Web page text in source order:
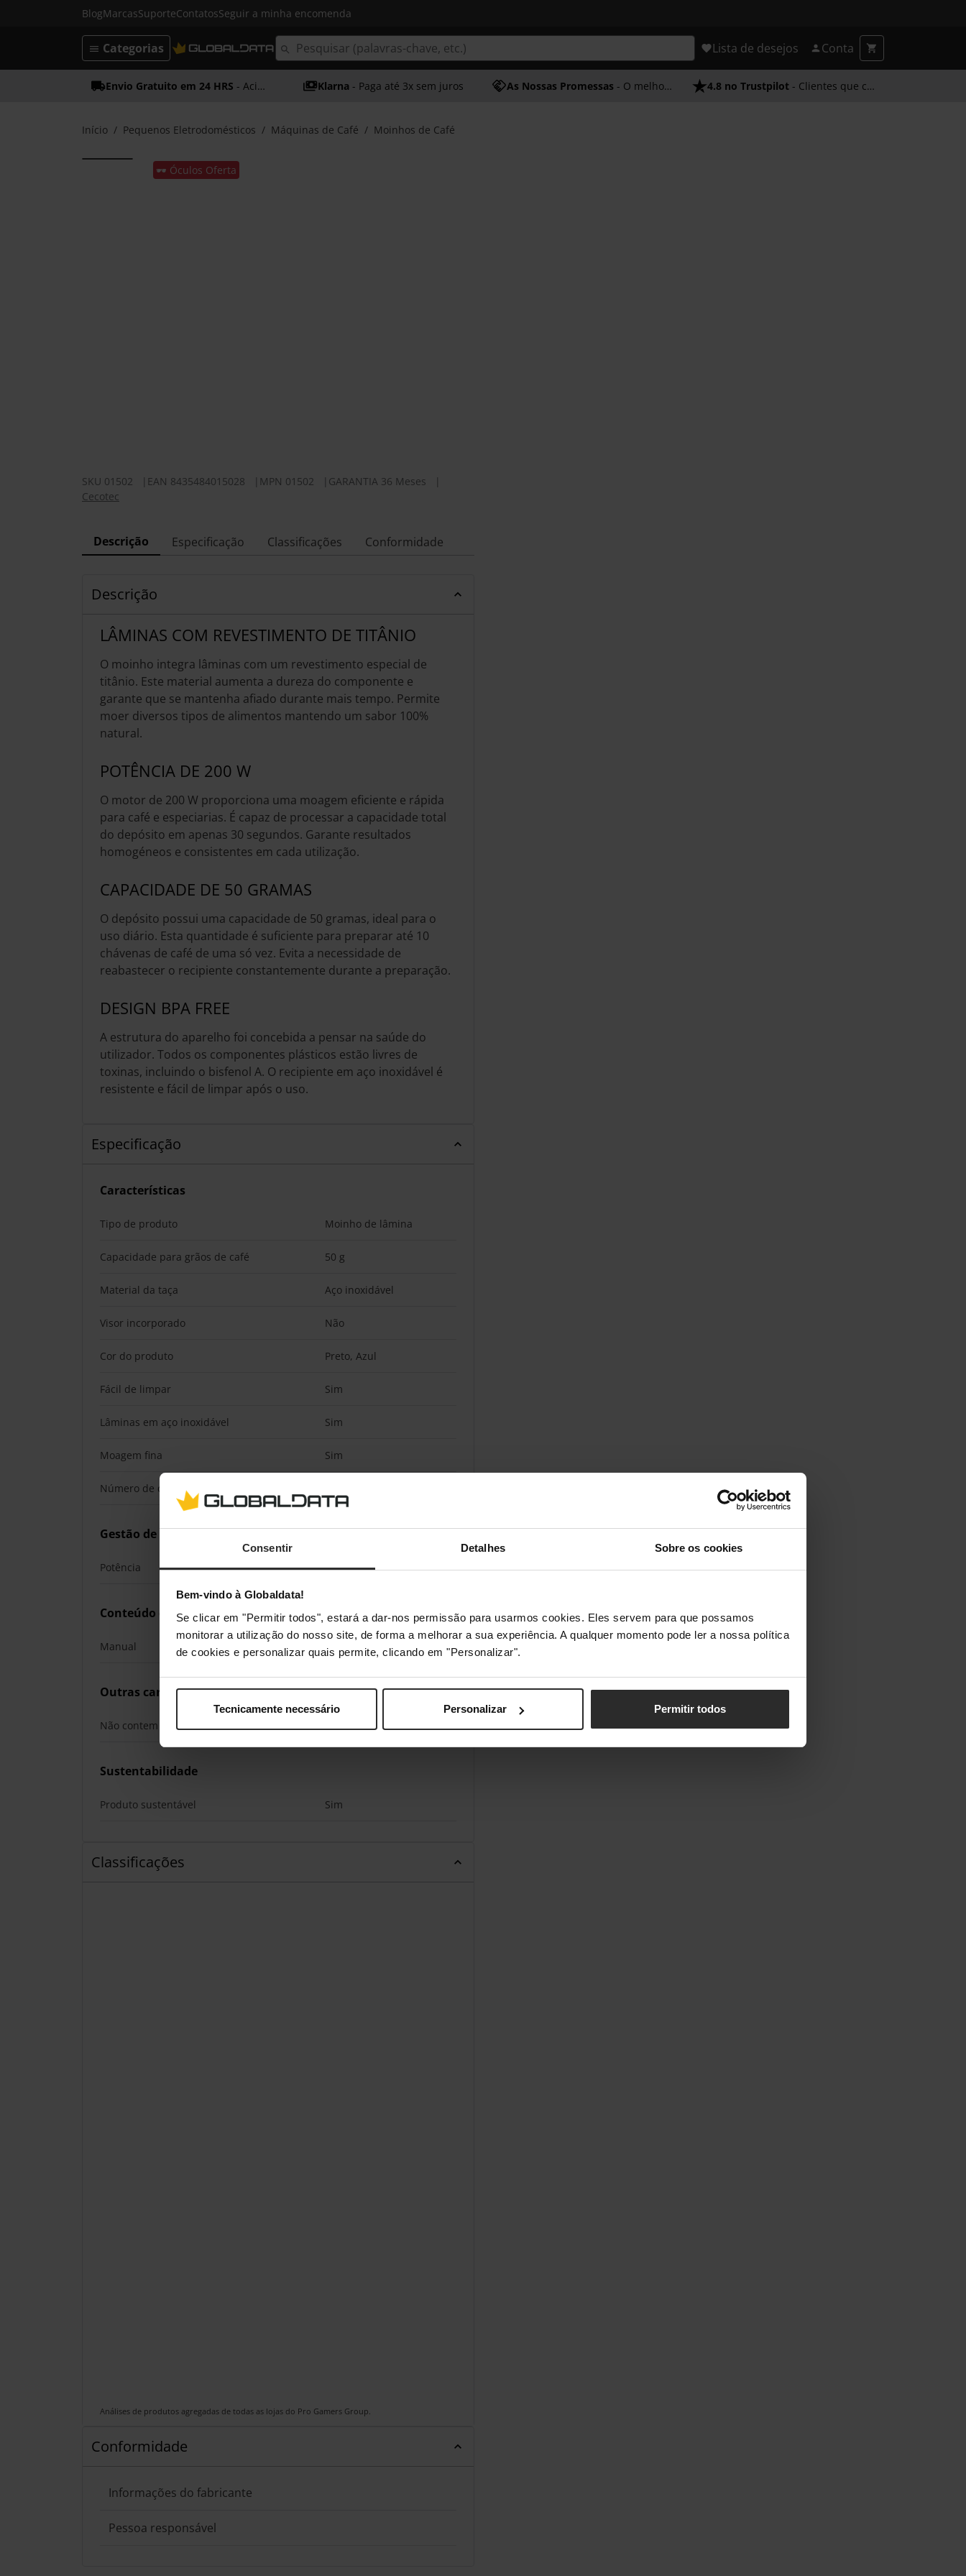
Consentir Detalhes Sobre os cookies
Bem-vindo à Globaldata!
Se clicar em "Permitir todos", estará a dar-nos permissão para usarmos cookies. Eles servem para que possamos
monitorar a utilização do nosso site, de forma a melhorar a sua experiência. A qualquer momento pode ler a nossa política
de cookies e personalizar quais permite, clicando em "Personalizar".
Tecnicamente necessário Personalizar Permitir todos
BlogMarcasSuporteContatosSeguir a minha encomenda
Lista de desejos Conta
Categorias
Envio Gratuito em 24 HRS - Acima dos 50€ Klarna - Paga até 3x sem juros As Nossas Promessas - O melhor atendimento 4.8 no Trustpilot - Clientes que confiam em nós
Início Pequenos Eletrodomésticos Máquinas de Café Moinhos de Café
🕶️ Óculos Oferta
SKU 01502 EAN 8435484015028 MPN 01502 GARANTIA 36 Meses
Cecotec
Descrição Especificação Classificações Conformidade
Descrição
LÂMINAS COM REVESTIMENTO DE TITÂNIO
O moinho integra lâminas com um revestimento especial de
titânio. Este material aumenta a dureza do componente e
garante que se mantenha afiado durante mais tempo. Permite
moer diversos tipos de alimentos mantendo um sabor 100%
natural.
POTÊNCIA DE 200 W
O motor de 200 W proporciona uma moagem eficiente e rápida
para café e especiarias. É capaz de processar a capacidade total
do depósito em apenas 30 segundos. Garante resultados
homogéneos e consistentes em cada utilização.
CAPACIDADE DE 50 GRAMAS
O depósito possui uma capacidade de 50 gramas, ideal para o
uso diário. Esta quantidade é suficiente para preparar até 10
chávenas de café de uma só vez. Evita a necessidade de
reabastecer o recipiente constantemente durante a preparação.
DESIGN BPA FREE
A estrutura do aparelho foi concebida a pensar na saúde do
utilizador. Todos os componentes plásticos estão livres de
toxinas, incluindo o bisfenol A. O recipiente em aço inoxidável é
resistente e fácil de limpar após o uso.
Especificação
Características
Tipo de produto Moinho de lâmina
Capacidade para grãos de café 50 g
Material da taça Aço inoxidável
Visor incorporado Não
Cor do produto Preto, Azul
Fácil de limpar Sim
Lâminas em aço inoxidável Sim
Moagem fina Sim
Número de copos
Gestão de energia
Potência 200 W
Conteúdo da embalagem
Manual Sim
Outras características
Não contem Bisfenol-A (BPA)
Sustentabilidade
Produto sustentável Sim
Classificações
Análises de produtos agregadas de todas as lojas do Pro Gamers Group.
Conformidade
Informações do fabricante
Pessoa responsável